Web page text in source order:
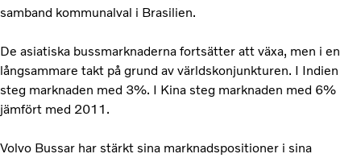
samband kommunalval i Brasilien.
De asiatiska bussmarknaderna fortsätter att växa, men i en
långsammare takt på grund av världskonjunkturen. I Indien
steg marknaden med 3%. I Kina steg marknaden med 6%
jämfört med 2011.
Volvo Bussar har stärkt sina marknadspositioner i sina